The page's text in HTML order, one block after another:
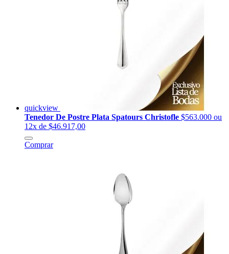
quickview
Tenedor De Postre Plata Spatours Christofle $563.000 ou
12x de $46.917,00
Comprar